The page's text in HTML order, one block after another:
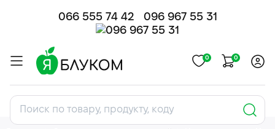
066 555 74 42 096 967 55 31
0 0